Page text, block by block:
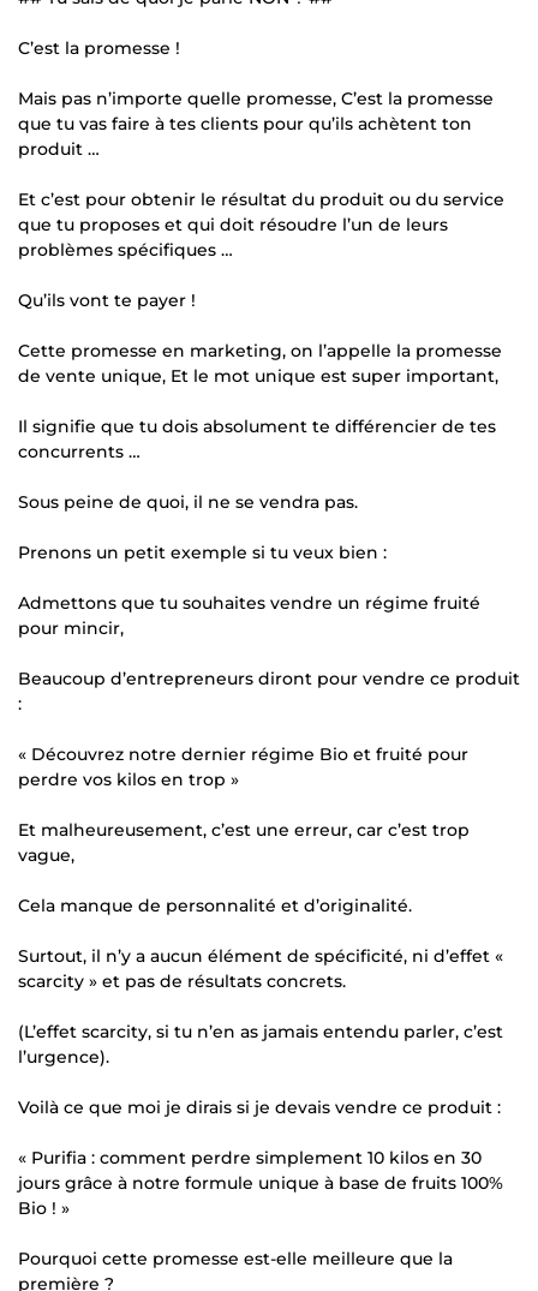
C’est la promesse !
Mais pas n’importe quelle promesse, C’est la promesse
que tu vas faire à tes clients pour qu’ils achètent ton
produit …
Et c’est pour obtenir le résultat du produit ou du service
que tu proposes et qui doit résoudre l’un de leurs
problèmes spécifiques …
Qu’ils vont te payer !
Cette promesse en marketing, on l’appelle la promesse
de vente unique, Et le mot unique est super important,
Il signifie que tu dois absolument te différencier de tes
concurrents …
Sous peine de quoi, il ne se vendra pas.
Prenons un petit exemple si tu veux bien :
Admettons que tu souhaites vendre un régime fruité
pour mincir,
Beaucoup d’entrepreneurs diront pour vendre ce produit
:
« Découvrez notre dernier régime Bio et fruité pour
perdre vos kilos en trop »
Et malheureusement, c’est une erreur, car c’est trop
vague,
Cela manque de personnalité et d’originalité.
Surtout, il n’y a aucun élément de spécificité, ni d’effet «
scarcity » et pas de résultats concrets.
(L’effet scarcity, si tu n’en as jamais entendu parler, c’est
l’urgence).
Voilà ce que moi je dirais si je devais vendre ce produit :
« Purifia : comment perdre simplement 10 kilos en 30
jours grâce à notre formule unique à base de fruits 100%
Bio ! »
Pourquoi cette promesse est-elle meilleure que la
première ?